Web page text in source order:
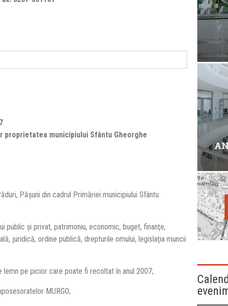
municipiului Sfântu Gheorghe
Păşuni din cadrul Primăriei municipiului Sfântu
şi privat, patrimoniu, economic, buget, finanţe,
juridică, ordine publică, drepturile omului, legislaţia muncii
lemn pe picior care poate fi recoltat în anul 2007;
MURGO;